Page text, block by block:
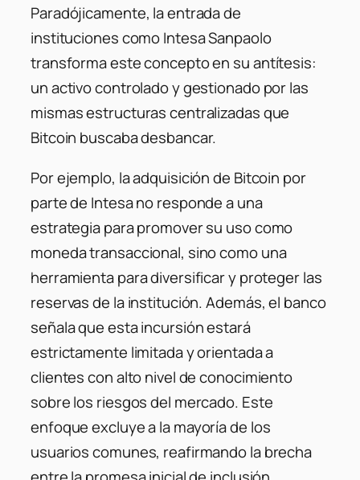
Paradójicamente, la entrada de
instituciones como Intesa Sanpaolo
transforma este concepto en su antítesis:
un activo controlado y gestionado por las
mismas estructuras centralizadas que
Bitcoin buscaba desbancar.
Por ejemplo, la adquisición de Bitcoin por
parte de Intesa no responde a una
estrategia para promover su uso como
moneda transaccional, sino como una
herramienta para diversificar y proteger las
reservas de la institución. Además, el banco
señala que esta incursión estará
estrictamente limitada y orientada a
clientes con alto nivel de conocimiento
sobre los riesgos del mercado. Este
enfoque excluye a la mayoría de los
usuarios comunes, reafirmando la brecha